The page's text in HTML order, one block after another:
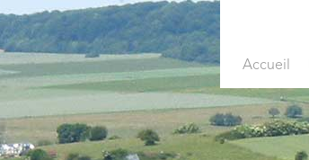
Accueil